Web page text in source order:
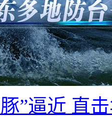
”逼近 直